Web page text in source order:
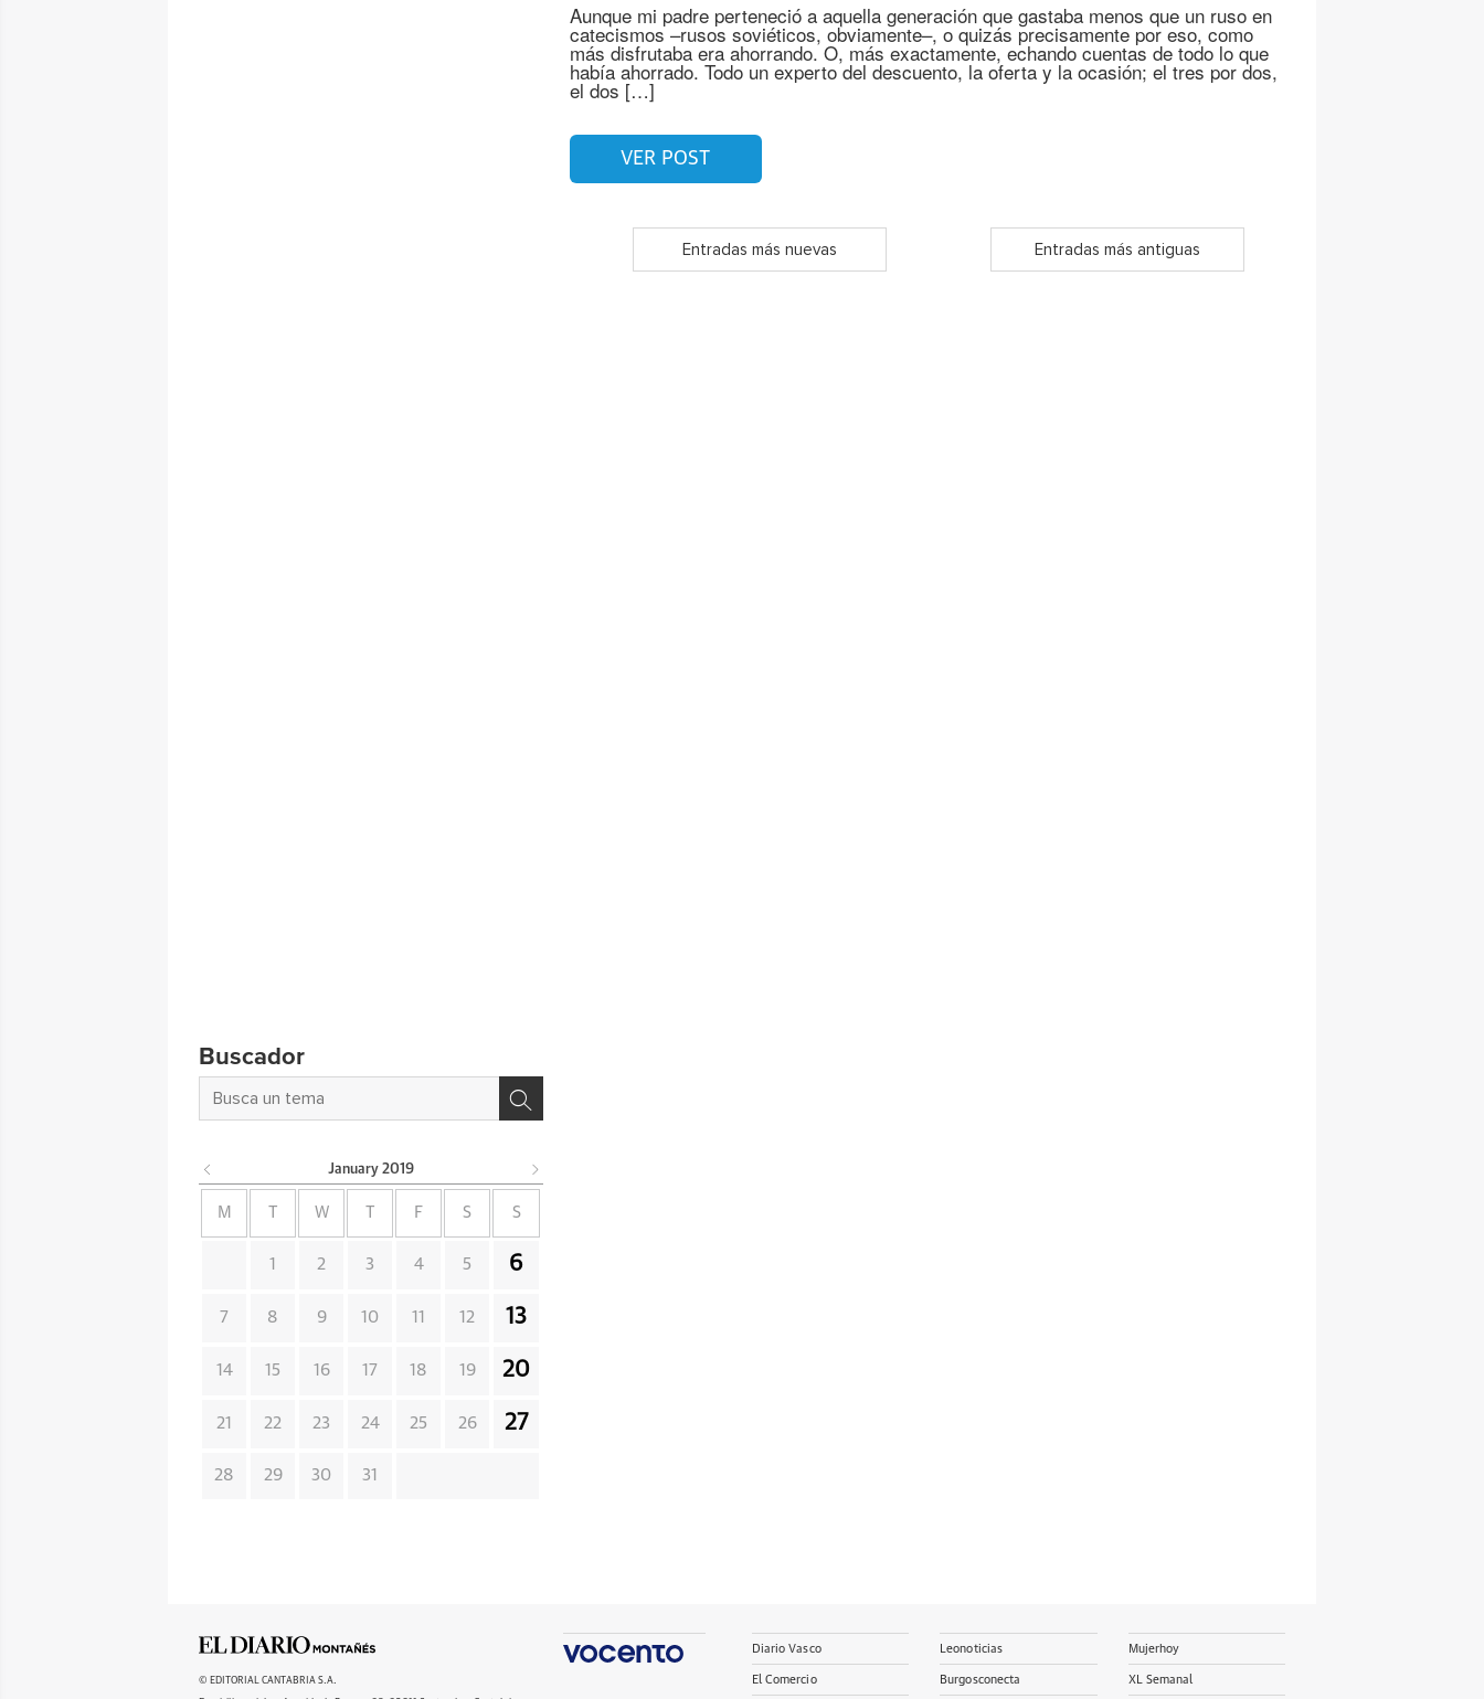
Aunque mi padre perteneció a aquella generación que gastaba menos que un ruso en
catecismos –rusos soviéticos, obviamente–, o quizás precisamente por eso, como
más disfrutaba era ahorrando. O, más exactamente, echando cuentas de todo lo que
había ahorrado. Todo un experto del descuento, la oferta y la ocasión; el tres por dos,
el dos […]
VER POST
Entradas más nuevas Entradas más antiguas
Buscador
January 2019
M W F S S
1 2 3 4 5 6
7 8 9 10 11 12 13
14 15 16 17 18 19 20
21 22 23 24 25 26 27
28 29 30 31
© EDITORIAL CANTABRIA S.A.
Diario Vasco
El Comercio
Leonoticias
Burgosconecta
Mujerhoy
XL Semanal